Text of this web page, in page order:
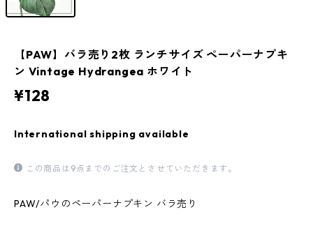
【PAW】バラ売り2枚 ランチサイズ ペーパーナプキ
ン Vintage Hydrangea ホワイト
¥128
International shipping available
この商品は9点までのご注文とさせていただきます。
PAW/パウのペーパーナプキン バラ売り